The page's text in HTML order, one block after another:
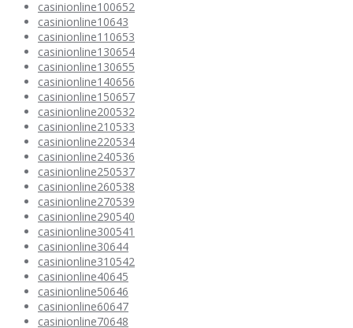
casinionline100652
casinionline10643
casinionline110653
casinionline130654
casinionline130655
casinionline140656
casinionline150657
casinionline200532
casinionline210533
casinionline220534
casinionline240536
casinionline250537
casinionline260538
casinionline270539
casinionline290540
casinionline300541
casinionline30644
casinionline310542
casinionline40645
casinionline50646
casinionline60647
casinionline70648